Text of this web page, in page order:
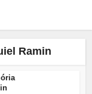
Ramin